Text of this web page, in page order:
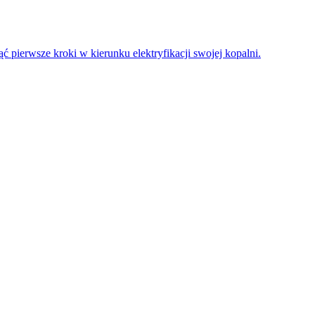
pierwsze kroki w kierunku elektryfikacji swojej kopalni.